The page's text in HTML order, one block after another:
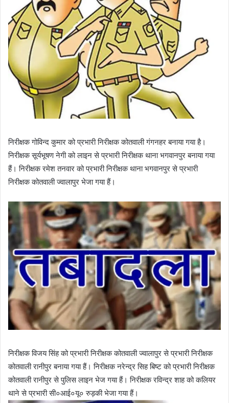
निरीक्षक गोविन्द कुमार को प्रभारी निरीक्षक कोतवाली गंगनहर बनाया गया है।
निरीक्षक सूर्यभूषण नेगी को लाइन से प्रभारी निरीक्षक थाना भगवानपुर बनाया गया
हैं। निरीक्षक रमेश तनवार को प्रभारी निरीक्षक थाना भगवानपुर से प्रभारी
निरीक्षक कोतवाली ज्वालापुर भेजा गया हैं।
निरीक्षक विजय सिंह को प्रभारी निरीक्षक कोतवाली ज्वालापुर से प्रभारी निरीक्षक
कोतवाली रानीपुर बनाया गया हैं। निरीक्षक नरेन्द्र सिह बिष्ट को प्रभारी निरीक्षक
कोतवाली रानीपुर से पुलिस लाइन भेज गया हैं। निरीक्षक रविन्द्र शाह को कलियर
थाने से प्रभारी सी०आई०यू० रुड़की भेजा गया हैं।